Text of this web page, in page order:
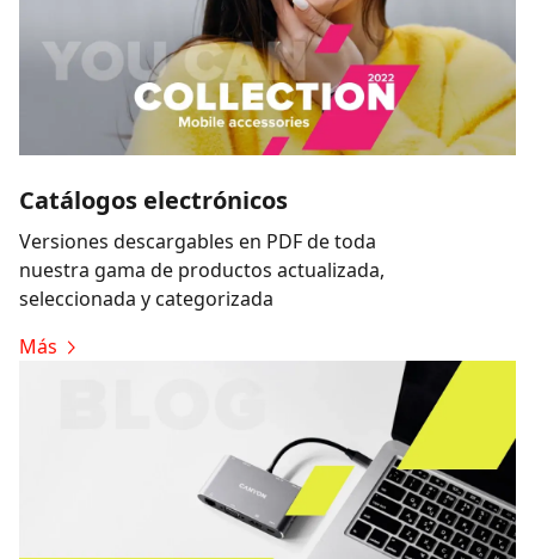
Catálogos electrónicos
Versiones descargables en PDF de toda
nuestra gama de productos actualizada,
seleccionada y categorizada
Más